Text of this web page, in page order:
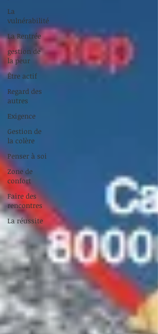
La
vulnérabilité
La Rentrée
gestion de
la peur
Être actif
Regard des
autres
Exigence
Gestion de
la colère
Penser à soi
Zone de
confort
Faire des
rencontres
La réussite